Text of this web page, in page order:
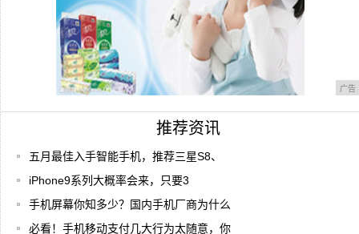
广告
推荐资讯
五月最佳入手智能手机，推荐三星S8、
iPhone9系列大概率会来，只要3
手机屏幕你知多少？国内手机厂商为什么
必看！手机移动支付几大行为太随意，你